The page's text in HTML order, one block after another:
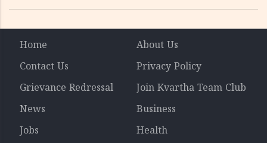
Home
About Us
Contact Us
Privacy Policy
Grievance Redressal
Join Kvartha Team Club
News
Business
Jobs
Health